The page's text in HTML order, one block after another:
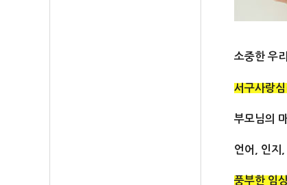
소중한 우
서구사랑
부모님의
언어, 인지
풍부한 임